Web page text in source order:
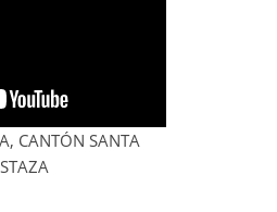
CANTÓN SANTA